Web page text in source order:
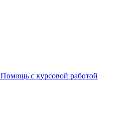
Помощь с курсовой работой